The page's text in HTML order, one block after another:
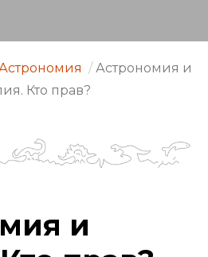
/ Астрономия и
Кто прав?
и